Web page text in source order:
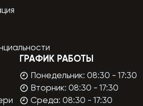
ГРАФИК РАБОТЫ
Понедельник: 08:30 - 17:30
Вторник: 08:30 - 17:30
Среда: 08:30 - 17:30